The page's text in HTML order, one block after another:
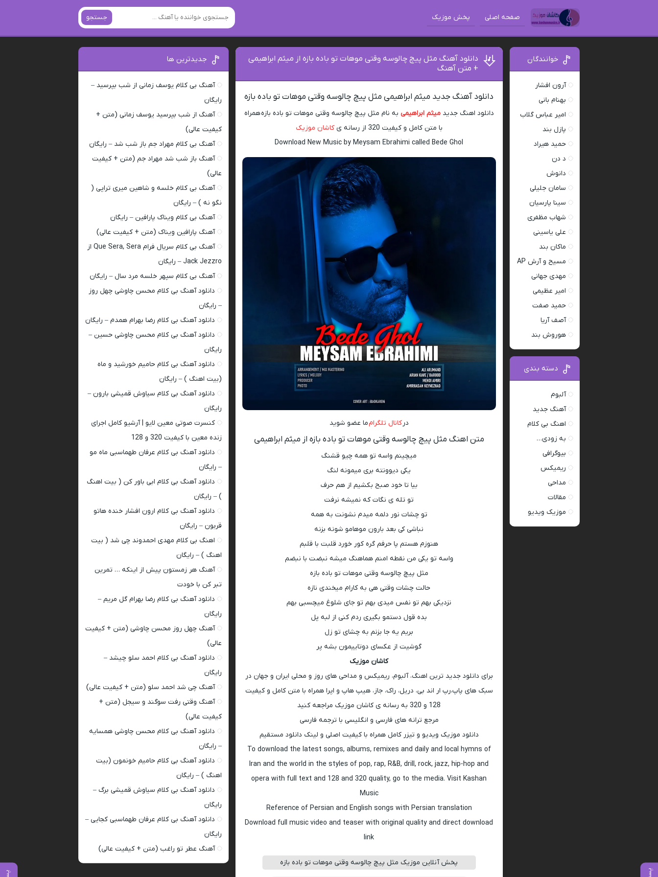
صفحه اصلی پخش موزیک جستجو
دانلود آهنگ مثل پیچ چالوسه وقتی موهات تو باده بازه از میثم ابراهیمی
+ متن آهنگ
دانلود آهنگ جدید میثم ابراهیمی مثل پیچ چالوسه وقتی موهات تو باده بازه
دانلود اهنگ جدیدمیثم ابراهیمی به نام مثل پیچ چالوسه وقتی موهات تو باده بازه همراه
با متن کامل و کیفیت 320 از رسانه ی
کاشان موزیک
Download New Music by Meysam Ebrahimi called Bede Ghol
درکانال تلگرامما عضو شوید
متن اهنگ مثل پیچ چالوسه وقتی موهات تو باده بازه از میثم ابراهیمی
میچینم واسه تو همه چیو قشنگ
یکی دیوونته بری میمونه لنگ
بیا تا خود صبح بکشیم از هم حرف
تو تله ی نگات که نمیشه نرفت
تو چشات نور دلمه میدم نشونت به همه
نباشی کی بعد بارون موهامو شونه بزنه
هنوزم هستم پا حرفم گره کور خورد قلبت با قلبم
واسه تو یکی من نقطه امنم هماهنگ میشه نبضت با نبضم
مثل پیچ چالوسه وقتی موهات تو باده بازه
حالت چشات وقتی هی به کارام میخندی نازه
نزدیکی بهم تو نفس میدی بهم تو جای شلوغ میچسبی بهم
بده قول دستمو بگیری ردم کنی از لبه پل
بریم یه جا بزنم به چشای تو زل
گوشیت از عکسای دوتاییمون بشه پر
کاشان موزیک
برای دانلود جدید ترین اهنگ، آلبوم، ریمیکس و مداحی های روز و محلی ایران و جهان در
سبک های پاپ،رپ ار اند بی، دریل، راک، جاز، هیپ هاپ و اپرا همراه با متن کامل و کیفیت
128 و 320 به رسانه ی کاشان موزیک مراجعه کنید
مرجع ترانه های فارسی و انگلیسی با ترجمه فارسی
دانلود موزیک ویدیو و تیزر کامل همراه با کیفیت اصلی و لینک دانلود مستقیم
To download the latest songs, albums, remixes and daily and local hymns of
Iran and the world in the styles of pop, rap, R&B, drill, rock, jazz, hip-hop and
opera with full text and 128 and 320 quality, go to the media. Visit Kashan
Music
Reference of Persian and English songs with Persian translation
Download full music video and teaser with original quality and direct download
link
پخش آنلاین موزیک مثل پیچ چالوسه وقتی موهات تو باده بازه
خوانندگان
آرون افشار
بهنام بانی
امیر عباس گلاب
پازل بند
حمید هیراد
د دن
دانوش
سامان جلیلی
سینا پارسیان
شهاب مظفری
علی یاسینی
ماکان بند
مسیح و آرش AP
مهدی جهانی
امیر عظیمی
حمید صفت
آصف آریا
هوروش بند
دسته بندی
آلبوم
آهنگ جدید
اهنگ بی کلام
به زودی…
بیوگرافی
ریمیکس
مداحی
مقالات
موزیک ویدیو
جدیدترین ها
آهنگ بی کلام یوسف زمانی از شب بپرسید –
رایگان
آهنگ از شب بپرسید یوسف زمانی (متن +
کیفیت عالی)
آهنگ بی کلام مهراد جم باز شب شد – رایگان
آهنگ باز شب شد مهراد جم (متن + کیفیت
عالی)
آهنگ بی کلام خلسه و شاهین میری تراپی (
نگو نه ) – رایگان
آهنگ بی کلام ویناک پارافین – رایگان
آهنگ پارافین ویناک (متن + کیفیت عالی)
آهنگ بی کلام سریال فرام Que Sera, Sera از
Jack Jezzro – رایگان
آهنگ بی کلام سپهر خلسه مرد سال – رایگان
دانلود آهنگ بی کلام محسن چاوشی چهل روز
– رایگان
دانلود آهنگ بی کلام رضا بهرام همدم – رایگان
دانلود آهنگ بی کلام محسن چاوشی حسین –
رایگان
دانلود آهنگ بی کلام حامیم خورشید و ماه
(بیت اهنگ ) – رایگان
دانلود آهنگ بی کلام سیاوش قمیشی بارون –
رایگان
کنسرت صوتی معین لایو | آرشیو کامل اجرای
زنده معین با کیفیت 320 و 128
دانلود آهنگ بی کلام عرفان طهماسبی ماه مو
– رایگان
دانلود آهنگ بی کلام ابی باور کن ( بیت اهنگ
) – رایگان
دانلود آهنگ بی کلام ارون افشار خنده هاتو
قربون – رایگان
اهنگ بی کلام مهدی احمدوند چی شد ( بیت
اهنگ ) – رایگان
آهنگ هر زمستون پیش از اینکه … تمرین
تبر کن با خودت
دانلود آهنگ بی کلام رضا بهرام گل مریم –
رایگان
آهنگ چهل روز محسن چاوشی (متن + کیفیت
عالی)
دانلود آهنگ بی کلام احمد سلو چیشد –
رایگان
آهنگ چی شد احمد سلو (متن + کیفیت عالی)
آهنگ وقتی رفت سوگند و سیجل (متن +
کیفیت عالی)
دانلود آهنگ بی کلام محسن چاوشی همسایه
– رایگان
دانلود آهنگ بی کلام حامیم خونمون (بیت
اهنگ ) – رایگان
دانلود آهنگ بی کلام سیاوش قمیشی برگ –
رایگان
دانلود آهنگ بی کلام عرفان طهماسبی کجایی –
رایگان
آهنگ عطر تو راغب (متن + کیفیت عالی)